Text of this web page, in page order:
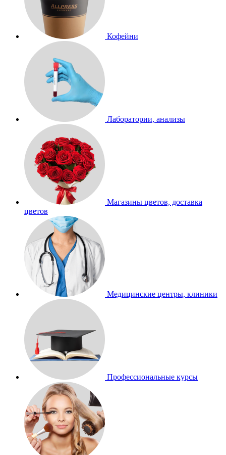
Кофейни
Лаборатории, анализы
Магазины цветов, доставка
цветов
Медицинские центры, клиники
Профессиональные курсы